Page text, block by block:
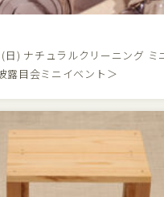
日) ナチュラルクリーニング
露目会ミニイベント＞